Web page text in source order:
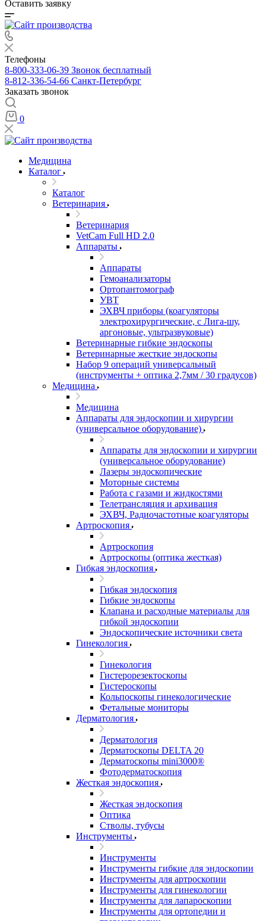
Оставить заявку
Телефоны
8-800-333-06-39 Звонок бесплатный
8-812-336-54-66 Санкт-Петербург
Заказать звонок
0
Медицина
Каталог
Каталог
Ветеринария
Ветеринария
VetCam Full HD 2.0
Аппараты
Аппараты
Гемоанализаторы
Ортопантомограф
УВТ
ЭХВЧ приборы (коагуляторы
электрохирургические, с Лига-шу,
аргоновые, ультразвуковые)
Ветеринарные гибкие эндоскопы
Ветеринарные жесткие эндоскопы
Набор 9 операций универсальный
(инструменты + оптика 2,7мм / 30 градусов)
Медицина
Медицина
Аппараты для эндоскопии и хирургии
(универсальное оборудование)
Аппараты для эндоскопии и хирургии
(универсальное оборудование)
Лазеры эндоскопические
Моторные системы
Работа с газами и жидкостями
Телетрансляция и архивация
ЭХВЧ, Радиочастотные коагуляторы
Артроскопия
Артроскопия
Артроскопы (оптика жесткая)
Гибкая эндоскопия
Гибкая эндоскопия
Гибкие эндоскопы
Клапана и расходные материалы для
гибкой эндоскопии
Эндоскопические источники света
Гинекология
Гинекология
Гистерорезектоскопы
Гистероскопы
Кольпоскопы гинекологические
Фетальные мониторы
Дерматология
Дерматология
Дерматоскопы DELTA 20
Дерматоскопы mini3000®
Фотодерматоскопия
Жесткая эндоскопия
Жесткая эндоскопия
Оптика
Стволы, тубусы
Инструменты
Инструменты
Инструменты гибкие для эндоскопии
Инструменты для артроскопии
Инструменты для гинекологии
Инструменты для лапароскопии
Инструменты для ортопедии и